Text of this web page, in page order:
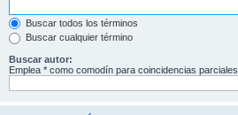
Buscar todos los términos
Buscar cualquier término
Buscar autor:
Emplea * como comodín para coincidencias parciales.